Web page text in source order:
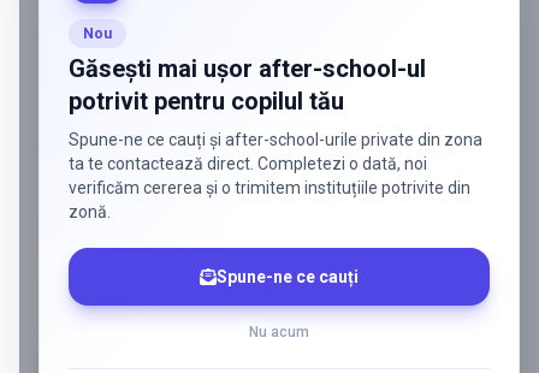
Nou
Găsești mai ușor after-school-ul
potrivit pentru copilul tău
Spune-ne ce cauți și after-school-urile private din zona
ta te contactează direct. Completezi o dată, noi
verificăm cererea și o trimitem instituțiile potrivite din
zonă.
Spune-ne ce cauți
Nu acum